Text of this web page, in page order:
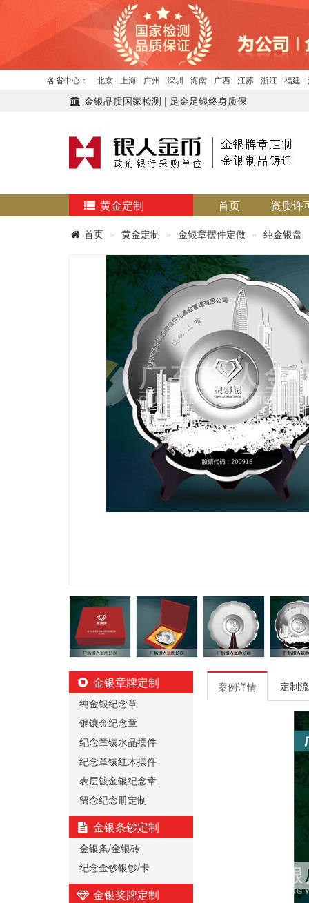
各省中心： 北京 上海 广州 深圳 海南 广西 江苏 浙江 福建
金银品质国家检测 | 足金足银终身质保
黄金定制 首页 资质许
首页 黄金定制 金银章摆件定做 纯金银盘
金银章牌定制
纯金银纪念章
银镶金纪念章
纪念章镶水晶摆件
纪念章镶红木摆件
表层镀金银纪念章
留念纪念册定制
金银条钞定制
金银条/金银砖
纪念金钞银钞/卡
金银奖牌定制
案例详情 定制